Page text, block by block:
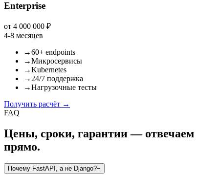
Enterprise
от 4 000 000 ₽
4-8 месяцев
→60+ endpoints
→Микросервисы
→Kubernetes
→ 24/7 поддержка
→Нагрузочные тесты
Получить расчёт →
FAQ
Цены, сроки, гарантии — отвечаем
прямо.
Почему FastAPI, а не Django?−